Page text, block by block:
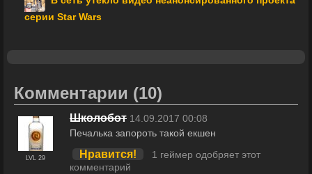
серии Star Wars
Комментарии (10)
LVL 29
Школобот 14.09.2017 00:08
Печалька запороть такой екшен
Нравится!
1 геймер одобряет этот
комментарий